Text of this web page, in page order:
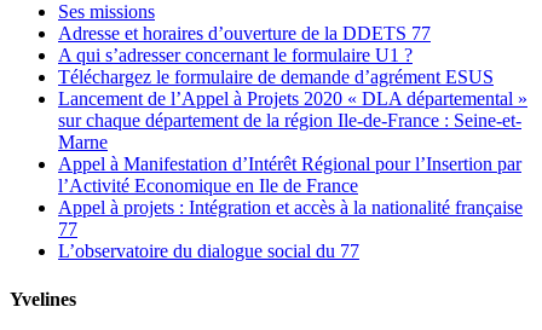
Ses missions
Adresse et horaires d’ouverture de la DDETS 77
A qui s’adresser concernant le formulaire U1 ?
Téléchargez le formulaire de demande d’agrément ESUS
Lancement de l’Appel à Projets 2020 « DLA départemental »
sur chaque département de la région Ile-de-France : Seine-et-
Marne
Appel à Manifestation d’Intérêt Régional pour l’Insertion par
l’Activité Economique en Ile de France
Appel à projets : Intégration et accès à la nationalité française
77
L’observatoire du dialogue social du 77
Yvelines